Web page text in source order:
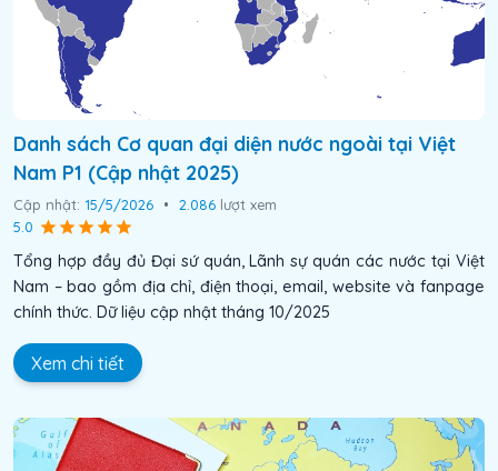
Danh sách Cơ quan đại diện nước ngoài tại Việt
Nam P1 (Cập nhật 2025)
Cập nhật: 15/5/2026 • 2.086 lượt xem
5.0
Tổng hợp đầy đủ Đại sứ quán, Lãnh sự quán các nước tại Việt
Nam – bao gồm địa chỉ, điện thoại, email, website và fanpage
chính thức. Dữ liệu cập nhật tháng 10/2025
Xem chi tiết